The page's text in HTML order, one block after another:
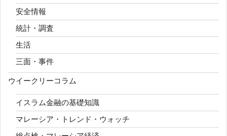
安全情報
統計・調査
生活
三面・事件
ウイークリーコラム
イスラム金融の基礎知識
マレーシア・トレンド・ウォッチ